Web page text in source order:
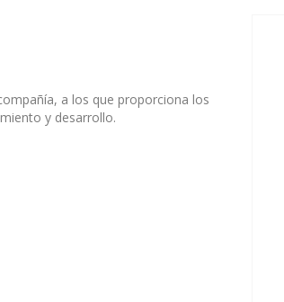
a los que proporciona los
y desarrollo.